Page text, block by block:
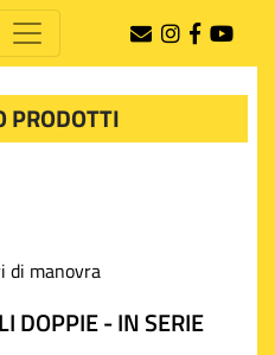
PRODOTTI
di manovra
DOPPIE - IN SERIE